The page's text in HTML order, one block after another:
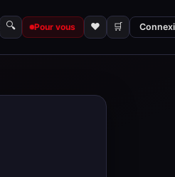
🔍 Pour vous ♥ 🛒